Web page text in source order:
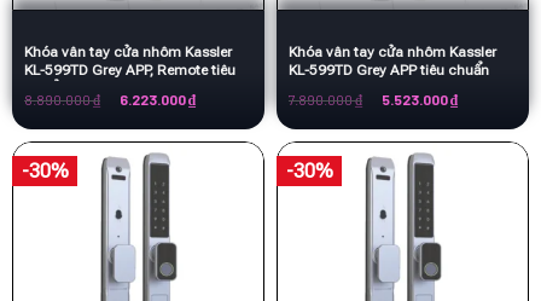
Khóa vân tay cửa nhôm Kassler
KL-599TD Grey APP, Remote tiêu
8.890.000₫
Giá
là:
8.890.000 ₫.
6.223.000₫Giá
hiện
tại
là:
6.223.000 ₫.
Khóa vân tay cửa nhôm Kassler
KL-599TD Grey APP tiêu chuẩn
7.890.000₫
Giá
là:
7.890.000 ₫.
5.523.000₫Giá
hiện
tại
là:
5.523.000 ₫.
-30% -30%